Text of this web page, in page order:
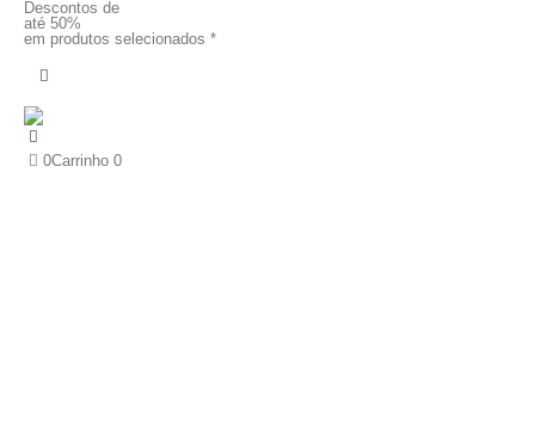
Descontos de
até 50%
em produtos selecionados *
0Carrinho 0